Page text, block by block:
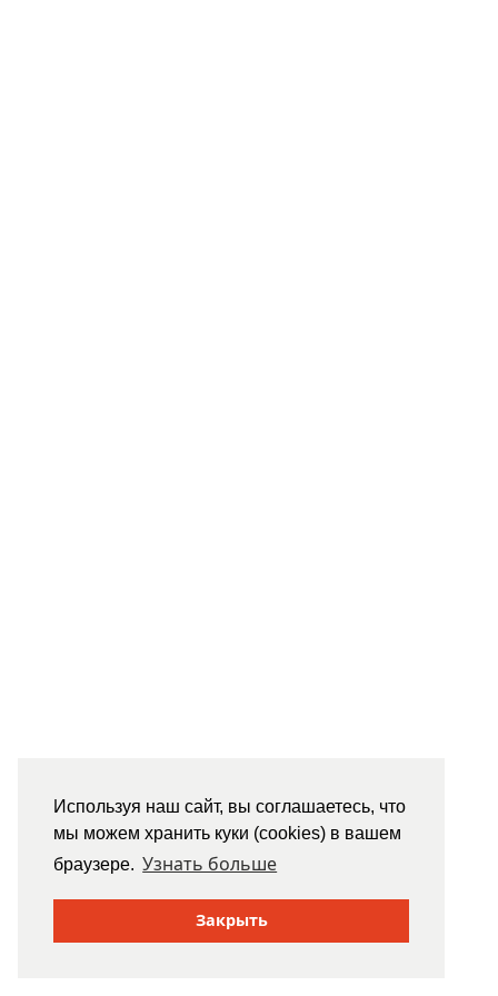
Используя наш сайт, вы соглашаетесь, что
мы можем хранить куки (cookies) в вашем
браузере. Узнать больше
Закрыть